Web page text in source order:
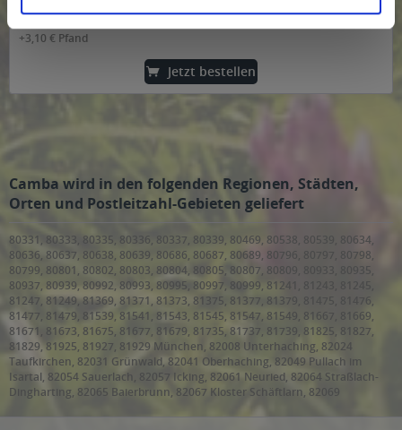
MEHRWEG
+3,10 € Pfand
Jetzt bestellen
Camba wird in den folgenden Regionen, Städten,
Orten und Postleitzahl-Gebieten geliefert
80331, 80333, 80335, 80336, 80337, 80339, 80469, 80538, 80539, 80634,
80636, 80637, 80638, 80639, 80686, 80687, 80689, 80796, 80797, 80798,
80799, 80801, 80802, 80803, 80804, 80805, 80807, 80809, 80933, 80935,
80937, 80939, 80992, 80993, 80995, 80997, 80999, 81241, 81243, 81245,
81247, 81249, 81369, 81371, 81373, 81375, 81377, 81379, 81475, 81476,
81477, 81479, 81539, 81541, 81543, 81545, 81547, 81549, 81667, 81669,
81671, 81673, 81675, 81677, 81679, 81735, 81737, 81739, 81825, 81827,
81829, 81925, 81927, 81929 München, 82008 Unterhaching, 82024
Taufkirchen, 82031 Grünwald, 82041 Oberhaching, 82049 Pullach im
Isartal, 82054 Sauerlach, 82057 Icking, 82061 Neuried, 82064 Straßlach-
Dingharting, 82065 Baierbrunn, 82067 Kloster Schäftlarn, 82069
Schäftlarn, 82110 Germering, 82131 Gauting, 82140 Olching, 82152